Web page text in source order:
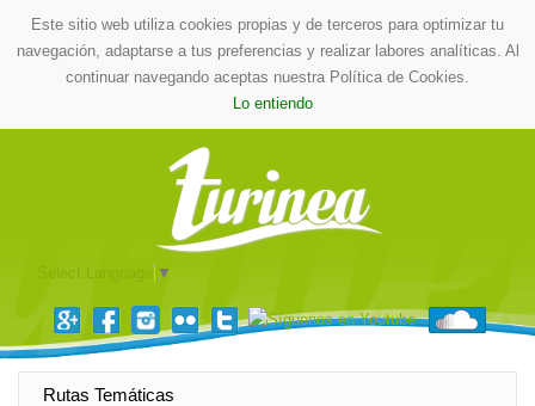
Este sitio web utiliza cookies propias y de terceros para optimizar tu
navegación, adaptarse a tus preferencias y realizar labores analíticas. Al
continuar navegando aceptas nuestra Política de Cookies.
Lo entiendo
▼
Rutas Temáticas